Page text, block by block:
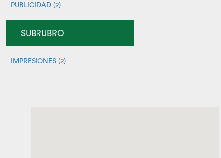
PUBLICIDAD (2)
SUBRUBRO
IMPRESIONES (2)